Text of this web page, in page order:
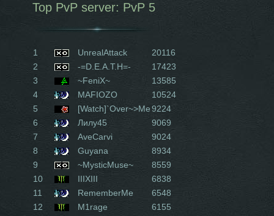
Top PvP server: PvP 5
1 UnrealAttack
20116
2
-=D.E.A.T.H=-
17423
3
~FeniX~
13585
4
MAFIOZO
10524
5
[Watch]`Over~>Me9224
6
Лилу45
9069
7
AveCarvi
9024
8
Guyana
8934
9
~MysticMuse~
8559
10
IIIXIII
6838
11
RememberMe
6548
12
M1rage 6155